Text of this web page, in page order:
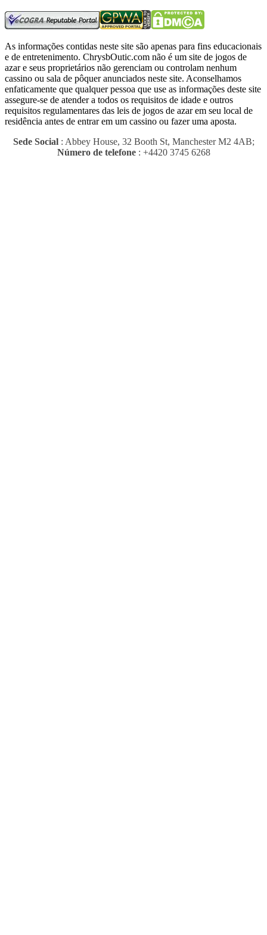
As informações contidas neste site são apenas para fins educacionais
e de entretenimento. ChrysbOutic.com não é um site de jogos de
azar e seus proprietários não gerenciam ou controlam nenhum
cassino ou sala de pôquer anunciados neste site. Aconselhamos
enfaticamente que qualquer pessoa que use as informações deste site
assegure-se de atender a todos os requisitos de idade e outros
requisitos regulamentares das leis de jogos de azar em seu local de
residência antes de entrar em um cassino ou fazer uma aposta.
Sede Social: Abbey House, 32 Booth St, Manchester M2 4AB;
Número de telefone: +4420 3745 6268